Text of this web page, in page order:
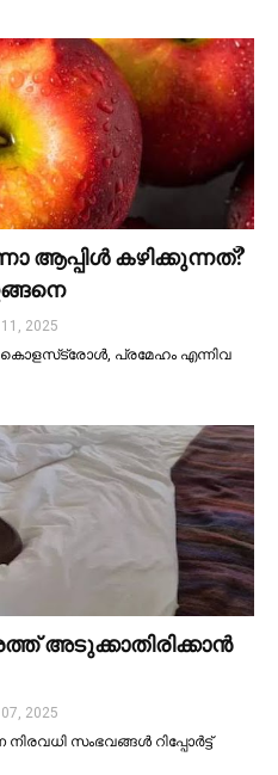
ആപ്പിള്‍ കഴിക്കുന്നത്?
2025
കൊളസ്‌ട്രോള്‍, പ്രമേഹം എന്നിവ
അടുക്കാതിരിക്കാൻ
2025
നിരവധി സംഭവങ്ങള്‍ റിപ്പോർട്ട്